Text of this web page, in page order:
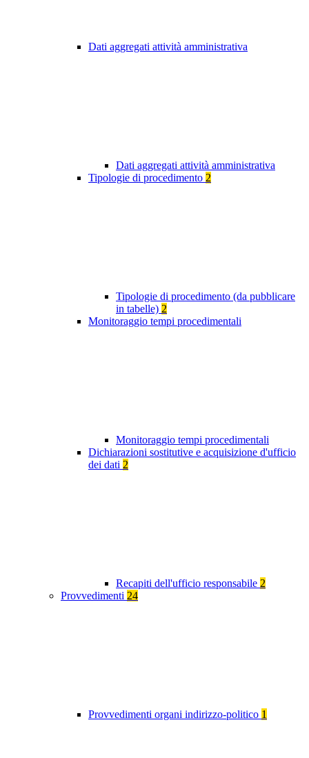
Dati aggregati attività amministrativa
Dati aggregati attività amministrativa
Tipologie di procedimento 2
Tipologie di procedimento (da pubblicare
in tabelle) 2
Monitoraggio tempi procedimentali
Monitoraggio tempi procedimentali
Dichiarazioni sostitutive e acquisizione d'ufficio
dei dati 2
Recapiti dell'ufficio responsabile 2
Provvedimenti 24
Provvedimenti organi indirizzo-politico 1